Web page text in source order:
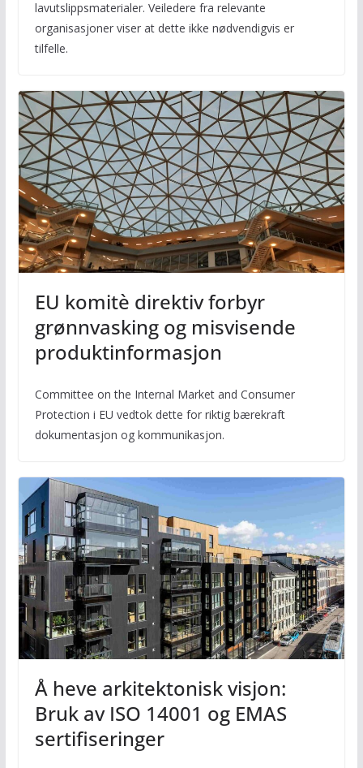
lavutslippsmaterialer. Veiledere fra relevante
organisasjoner viser at dette ikke nødvendigvis er
tilfelle.
EU komitè direktiv forbyr
grønnvasking og misvisende
produktinformasjon
Committee on the Internal Market and Consumer
Protection i EU vedtok dette for riktig bærekraft
dokumentasjon og kommunikasjon.
Å heve arkitektonisk visjon:
Bruk av ISO 14001 og EMAS
sertifiseringer